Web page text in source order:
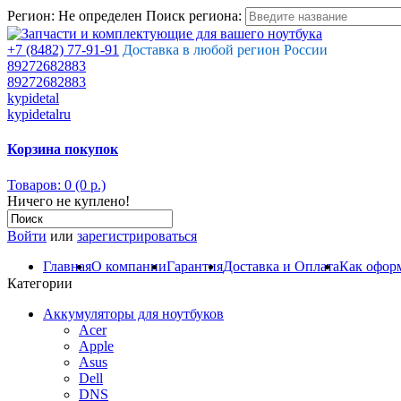
Регион: Не определен Поиск региона:
+7 (8482) 77-91-91 Доставка в любой регион России
89272682883
89272682883
kypidetal
kypidetalru
Корзина покупок
Товаров: 0 (0 р.)
Ничего не куплено!
Войти или зарегистрироваться
ГлавнаяО компанииГарантияДоставка и ОплатаКак
Категории
Аккумуляторы для ноутбуков
Acer
Apple
Asus
Dell
DNS